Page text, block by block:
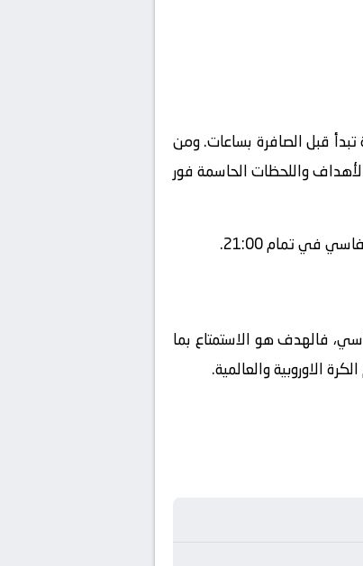
قبل الصافرة بساعات. ومن
واللحظات الحاسمة فور
في تمام 21:00.
فالهدف هو الاستمتاع بما
الاوروبية والعالمية.